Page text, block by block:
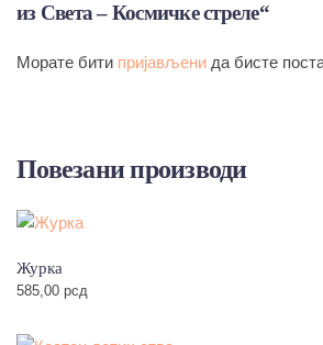
из Света – Космичке стреле“
Морате бити пријављени да бисте
Повезани производи
Журка
585,00 рсд